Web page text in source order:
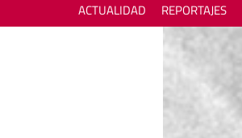
ACTUALIDAD REPORTAJES